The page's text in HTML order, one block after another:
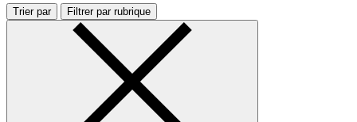
Trier par Filtrer par rubrique